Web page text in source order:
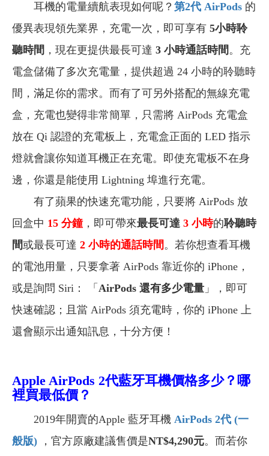
耳機的電量續航表現如何呢？ 第2代 AirPods 的
優異表現領先業界，充電一次，即可享有 5小時聆
聽時間 ，現在更提供最長可達 3 小時通話時間。充
電盒儲備了多次充電量，提供超過 24 小時的聆聽時
間，滿足你的需求。而有了可另外搭配的無線充電
盒，充電也變得非常簡單，只需將 AirPods 充電盒
放在 Qi 認證的充電板上，充電盒正面的 LED 指示
燈就會讓你知道耳機正在充電。即使充電板不在身
邊，你還是能使用 Lightning 埠進行充電。
有了蘋果的快速充電功能，只要將 AirPods 放
回盒中 15 分鐘，即可帶來最長可達 3 小時的聆聽時
間或最長可達 2 小時的通話時間。若你想查看耳機
的電池用量，只要拿著 AirPods 靠近你的 iPhone，
或是詢問 Siri： 「 AirPods 還有多少電量 」，即可
快速確認；且當 AirPods 須充電時，你的 iPhone 上
還會顯示出通知訊息，十分方便！
Apple AirPods 2代藍牙耳機價格多少？哪
裡買最低價？
2019年開賣的Apple 藍牙耳機 AirPods 2代 (一
般版)
，官方原廠建議售價是NT$4,290元。 而若你